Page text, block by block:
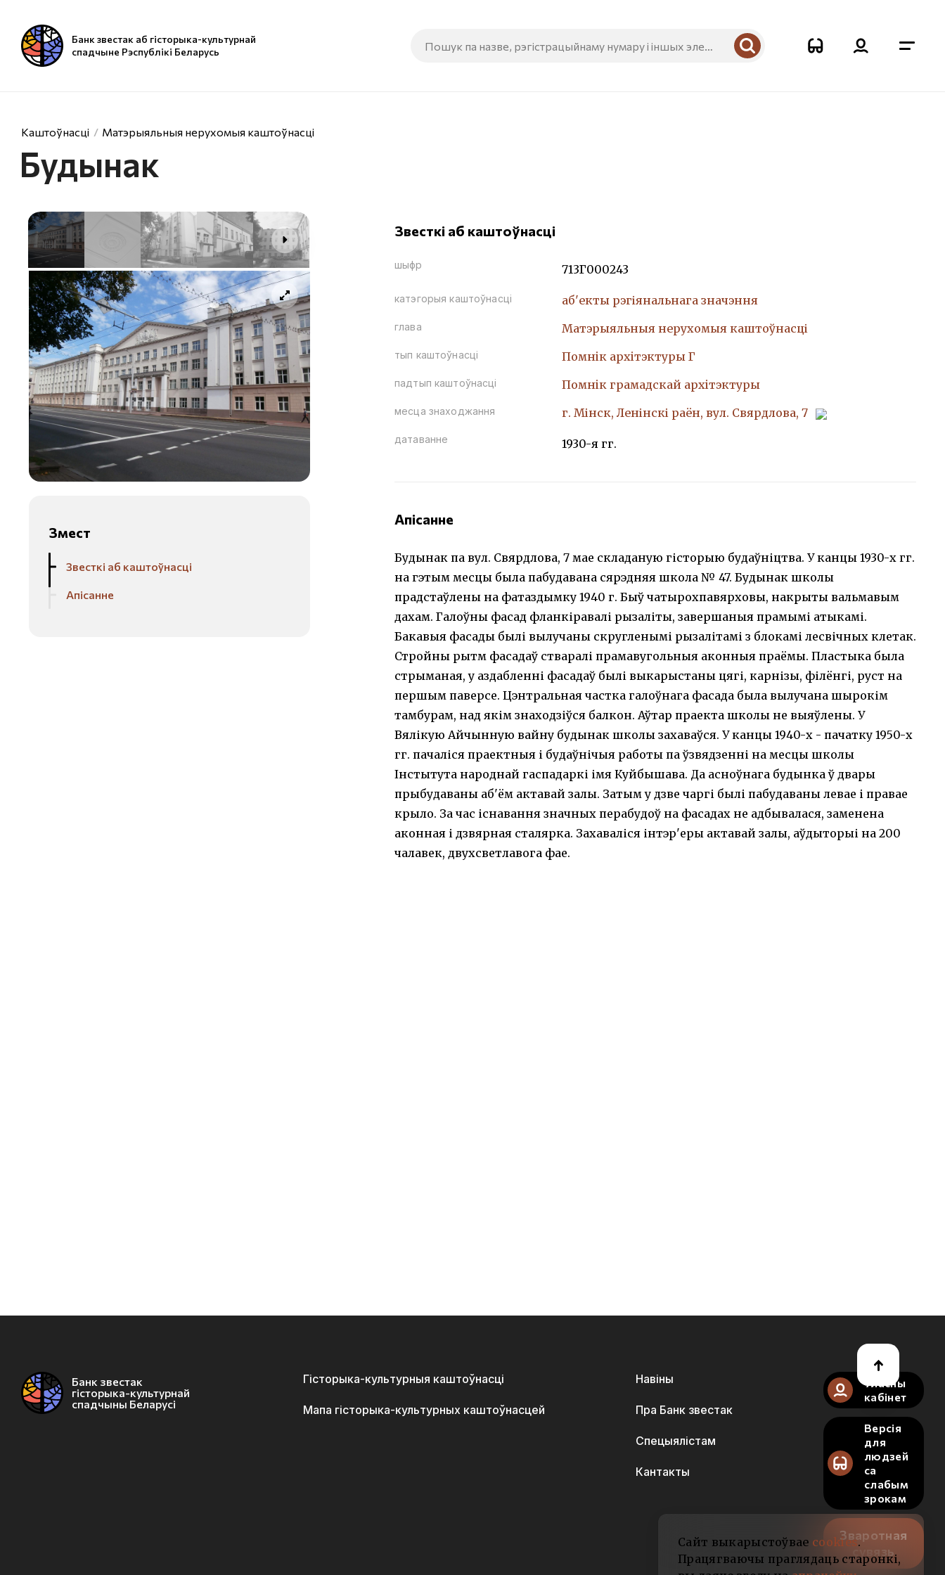
Банк звестак аб гісторыка-культурнай
спадчыне Рэспублікі Беларусь
Каштоўнасці Матэрыяльныя нерухомыя каштоўнасці
Будынак
Змест
Звесткі аб каштоўнасці
Апісанне
Звесткі аб каштоўнасці
шыфр 713Г000243
катэгорыя каштоўнасці аб'екты рэгіянальнага значэння
глава Матэрыяльныя нерухомыя каштоўнасці
тып каштоўнасці Помнiк архiтэктуры Г
падтып каштоўнасці Помнiк грамадскай архiтэктуры
месца знаходжання г. Мінск, Ленінскі раён, вул. Свярдлова, 7
датаванне 1930-я гг.
Апісанне
Будынак па вул. Свярдлова, 7 мае складаную гісторыю будаўніцтва. У канцы 1930-х гг.
на гэтым месцы была пабудавана сярэдняя школа № 47. Будынак школы
прадстаўлены на фатаздымку 1940 г. Быў чатырохпавярховы, накрыты вальмавым
дахам. Галоўны фасад фланкіравалі рызаліты, завершаныя прамымі атыкамі.
Бакавыя фасады былі вылучаны скругленымі рызалітамі з блокамі лесвічных клетак.
Стройны рытм фасадаў стваралі прамавугольныя аконныя праёмы. Пластыка была
стрыманая, у аздабленні фасадаў былі выкарыстаны цягі, карнізы, філёнгі, руст на
першым паверсе. Цэнтральная частка галоўнага фасада была вылучана шырокім
тамбурам, над якім знаходзіўся балкон. Аўтар праекта школы не выяўлены. У
Вялікую Айчынную вайну будынак школы захаваўся. У канцы 1940-х - пачатку 1950-х
гг. пачаліся праектныя і будаўнічыя работы па ўзвядзенні на месцы школы
Інстытута народнай гаспадаркі імя Куйбышава. Да асноўнага будынка ў двары
прыбудаваны аб'ём актавай залы. Затым у дзве чаргі былі пабудаваны левае і правае
крыло. За час існавання значных перабудоў на фасадах не адбывалася, заменена
аконная і дзвярная сталярка. Захаваліся інтэр'еры актавай залы, аўдыторыі на 200
чалавек, двухсветлавога фае.
Банк звестак
гісторыка-культурнай
спадчыны Беларусі
Гісторыка-культурныя каштоўнасці
Мапа гісторыка-культурных каштоўнасцей
Навіны
Пра Банк звестак
Спецыялістам
Кантакты
Уласны
кабінет
Версія
для
людзей
са
слабым
зрокам
Зваротная
сувязь
Сайт выкарыстоўвае cookies.
Працягваючы праглядаць старонкі,